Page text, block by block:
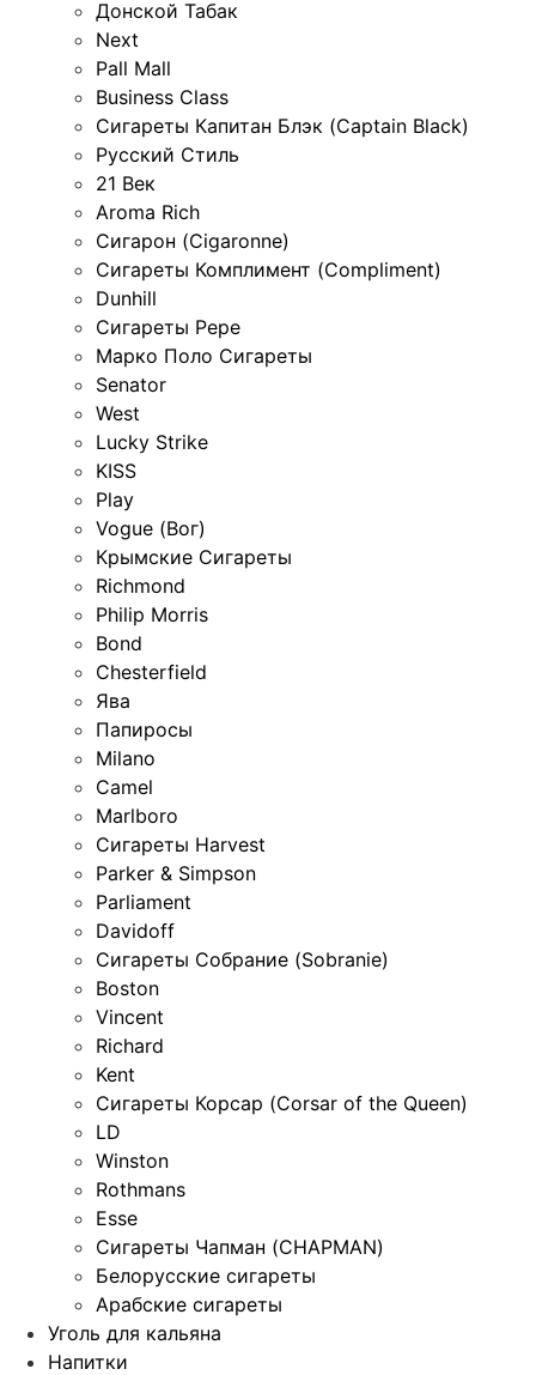
Донской Табак
Next
Pall Mall
Business Class
Сигареты Капитан Блэк (Captain Black)
Русский Стиль
21 Век
Aroma Rich
Сигарон (Cigaronne)
Сигареты Комплимент (Compliment)
Dunhill
Сигареты Pepe
Марко Поло Сигареты
Senator
West
Lucky Strike
KISS
Play
Vogue (Вог)
Крымские Сигареты
Richmond
Philip Morris
Bond
Chesterfield
Ява
Папиросы
Milano
Camel
Marlboro
Сигареты Harvest
Parker & Simpson
Parliament
Davidoff
Сигареты Собрание (Sobranie)
Boston
Vincent
Richard
Kent
Сигареты Корсар (Corsar of the Queen)
LD
Winston
Rothmans
Esse
Сигареты Чапман (CHAPMAN)
Белорусские сигареты
Арабские сигареты
Уголь для кальяна
Напитки